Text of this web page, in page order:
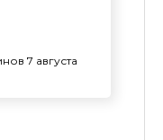
7 августа